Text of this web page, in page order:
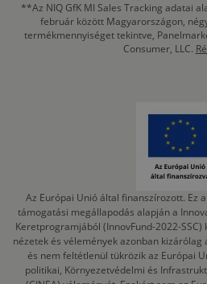
**Az NIQ GfK MI Sales Tracking adatai
február között Magyarországon,
termékmennyiséget tekintve,
Consumer, LLC.
Az Európai Unió által finanszírozott. Ez
támogatási megállapodás alapján a
Keretprogramjából (InnovFund-2022-
nézetek és vélemények azonban
és nem feltétlenül tükrözik az Európai
politikai, Környezetvédelmi és